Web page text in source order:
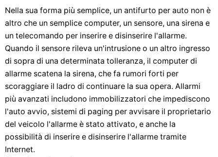
Nella sua forma più semplice, un antifurto per auto non è
altro che un semplice computer, un sensore, una sirena e
un telecomando per inserire e disinserire l'allarme.
Quando il sensore rileva un'intrusione o un altro ingresso
di sopra di una determinata tolleranza, il computer di
allarme scatena la sirena, che fa rumori forti per
scoraggiare il ladro di continuare la sua opera. Allarmi
più avanzati includono immobilizzatori che impediscono
l'auto avvio, sistemi di paging per avvisare il proprietario
del veicolo l'allarme è stato attivato, e anche la
possibilità di inserire e disinserire l'allarme tramite
Internet.